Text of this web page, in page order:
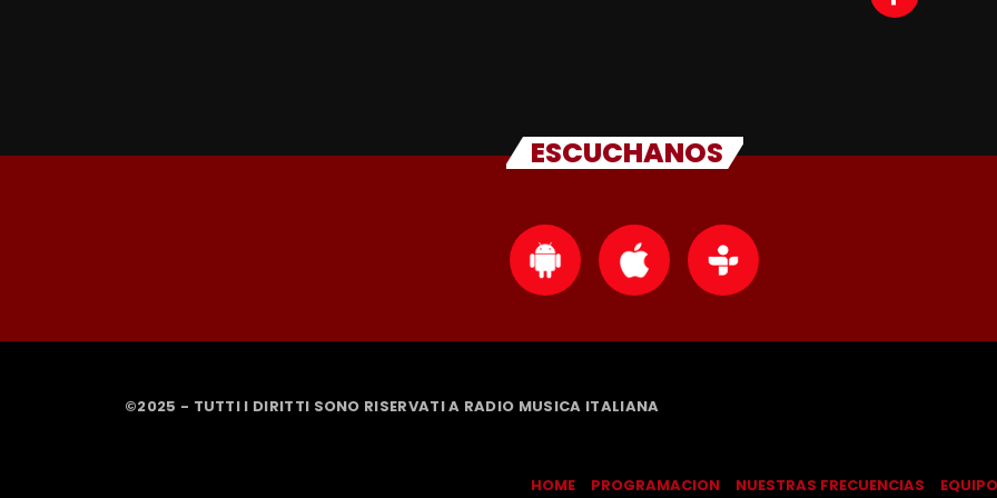
ESCUCHANOS
©2025 - TUTTI I DIRITTI SONO RISERVATI A RADIO MUSICA ITALIANA
HOME PROGRAMACION NUESTRAS FRECUENCIAS EQUIPO